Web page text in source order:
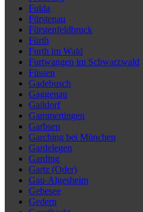
Fulda
Fürstenau
Fürstenfeldbruck
Fürth
Furth im Wald
Furtwangen im Schwarzwald
Füssen
Gadebusch
Gaggenau
Gaildorf
Gammertingen
Garbsen
Garching bei München
Gardelegen
Garding
Gartz (Oder)
Gau-Algesheim
Gebesee
Gedern